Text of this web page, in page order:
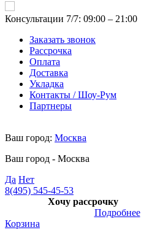
Консультации 7/7: 09:00 ‒ 21:00
Заказать звонок
Рассрочка
Оплата
Доставка
Укладка
Контакты / Шоу-Рум
Партнеры
Ваш город: Москва
Ваш город - Москва
Да Нет
8(495) 545-45-53
Хочу рассрочку
Подробнее
Корзина